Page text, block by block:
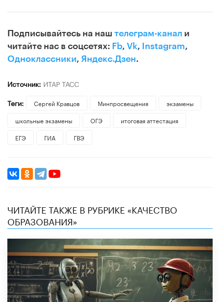
Подписывайтесь на наш телеграм-канал и
читайте нас в соцсетях: Fb, Vk, Instagram,
Одноклассники, Яндекс.Дзен.
Источник: ИТАР ТАСС
Теги:
Сергей Кравцов Минпросвещения
экзамены
школьные экзамены
ОГЭ
итоговая аттестация
ЕГЭ
ГИА ГВЭ
ЧИТАЙТЕ ТАКЖЕ В РУБРИКЕ «КАЧЕСТВО
ОБРАЗОВАНИЯ»